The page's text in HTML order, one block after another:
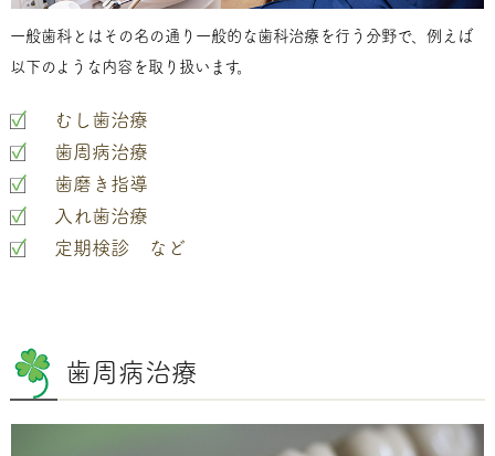
一般歯科とはその名の通り一般的な歯科治療を行う分野で、例えば
以下のような内容を取り扱います。
むし歯治療
歯周病治療
歯磨き指導
入れ歯治療
定期検診 など
歯周病治療